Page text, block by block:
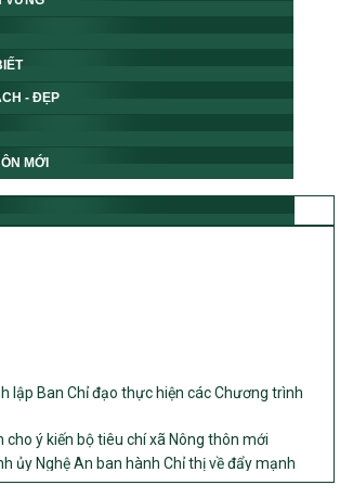
- ĐẸP
MỚI
lập Ban Chỉ đạo thực hiện các Chương trình
cho ý kiến bộ tiêu chí xã Nông thôn mới
ủy Nghệ An ban hành Chỉ thị về đẩy mạnh
mục tiêu quốc gia xây dựng nông thôn mới,